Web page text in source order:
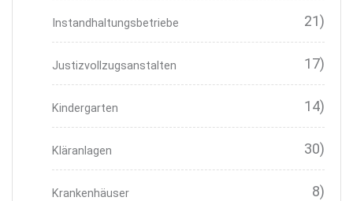
Instandhaltungsbetriebe 21)
Justizvollzugsanstalten 17)
Kindergarten 14)
Kläranlagen 30)
Krankenhäuser 8)